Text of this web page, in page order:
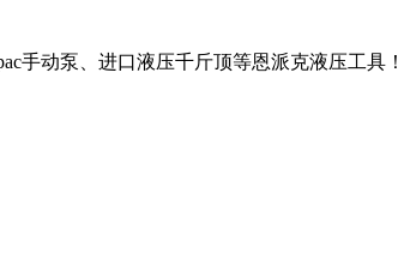
手动泵、进口液压千斤顶等恩派克液压工具！